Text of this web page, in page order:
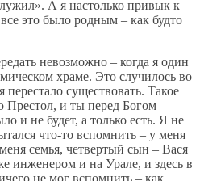
А я настолько привык к
это было родным – как будто
невозможно – когда я один
храме. Это случилось во
существовать. Такое
Престол, и ты перед Богом
и не будет, а только есть. Я не
что-то вспомнить – у меня
семья, четвертый сын – Вася
инженером и на Урале, и здесь в
не мог вспомнить – как